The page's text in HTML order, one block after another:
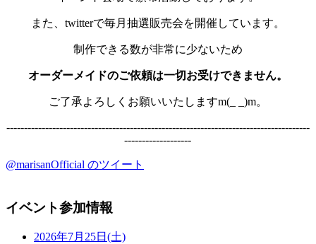
また、twitterで毎月抽選販売会を開催しています。
制作できる数が非常に少ないため
オーダーメイドのご依頼は一切お受けできません。
ご了承よろしくお願いいたしますm(_ _)m。
--------------------------------------------------------------------------------------
-------------------
@marisanOfficial のツイート
イベント参加情報
2026年7月25日(土)